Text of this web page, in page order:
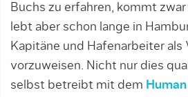
Buchs zu erfahren, kommt
lebt aber schon lange in
Kapitäne und Hafenarbeiter als
vorzuweisen. Nicht nur dies
selbst betreibt mit dem